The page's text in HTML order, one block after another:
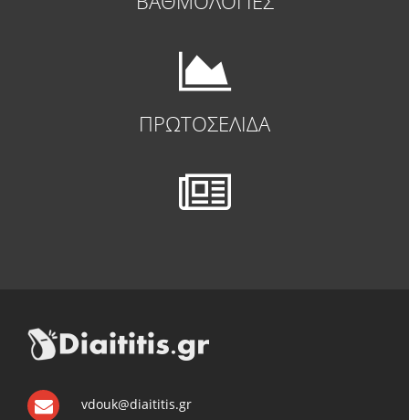
ΠΡΩΤΟΣΕΛΙΔΑ
vdouk@diaititis.gr